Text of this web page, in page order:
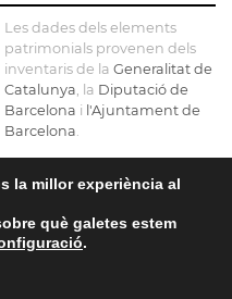
fem
borbons
a la
Les dades dels elements
patrimonials provenen dels
inventaris de la Generalitat de
Catalunya , la Diputació de
Barcelona i l'Ajuntament de
Barcelona
El mapa base ha estat
realitzat amb dades de la
, l'Institut Cartogràfic i
Geològic de Catalunya
la millor experiència al
què galetes estem
.